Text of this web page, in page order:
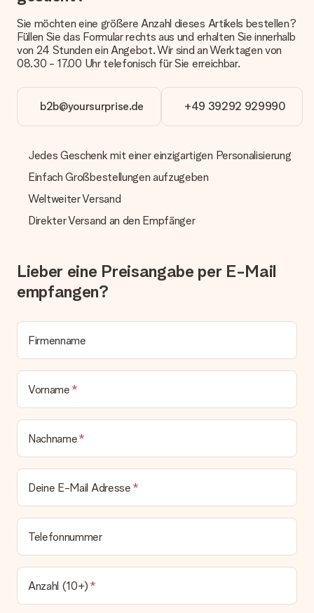
Kundenservice.
Zahlung
Wie kann ich meine Bestellung bezahlen?
Wir bieten die folgenden Zahlungsoptionen an: Vorauskasse
mit normaler Überweisung, Sofortüberweisung, Paypal,
manuellen Überweisung verlängert sich die Lieferzeit des
Geschenks jedoch um 3 Werktage.
Geschenk empfangen
Was, wenn das Geschenk meine Erwartungen nicht
Sollte das Geschenk wider Erwarten deine Erwartungen nicht
erfüllen, bitten wir dich, unseren Kundenservice zu
kontaktieren. Dort wird dir umgehend ein passender
Wird die Rechnung mit der Bestellung mitverschickt?
Alle Lieferungen erfolgen ohne Rechnung und/oder
Lieferschein. Die Rechnung zu deiner Bestellung erhältst du
deinem MySurprise Account einsehen. Du kannst das
Geschenk also direkt beim Empfänger liefern lassen und es
bleibt eine echte Überraschung!
Sie möchten eine größere Anzahl dieses Artikels bestellen?
Füllen Sie das Formular rechts aus und erhalten Sie innerhalb
von 24 Stunden ein Angebot. Wir sind an Werktagen von
08.30 - 17.00 Uhr telefonisch für Sie erreichbar.
b2b@yoursurprise.de +49 39292 929990
Jedes Geschenk mit einer einzigartigen Personalisierung
Einfach Großbestellungen aufzugeben
Weltweiter Versand
Direkter Versand an den Empfänger
Lieber eine Preisangabe per E-Mail
empfangen?
Firmenname
Vorname
Nachname
Deine E-Mail Adresse
Telefonnummer
Anzahl (10+)